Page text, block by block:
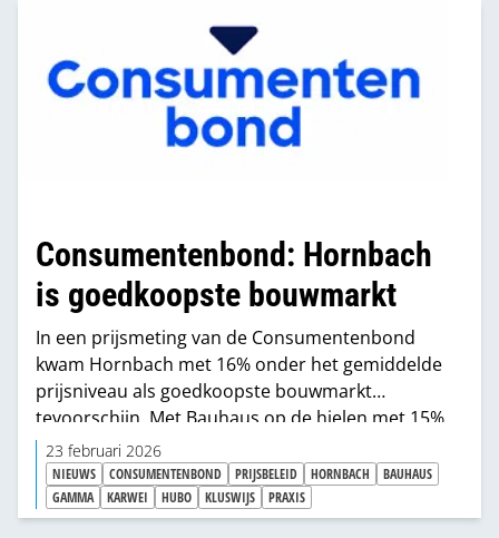
Consumentenbond: Hornbach
is goedkoopste bouwmarkt
In een prijsmeting van de Consumentenbond
kwam Hornbach met 16% onder het gemiddelde
prijsniveau als goedkoopste bouwmarkt
tevoorschijn. Met Bauhaus op de hielen met 15%
onder gemiddeld. Opvallend is dat het prijsverschil
groter is dan twee jaar geleden. Toen was
Hornbach nog 14% goedkoper, vier jaar geleden
slechts 11%.
23 februari 2026
NIEUWS CONSUMENTENBOND PRIJSBELEID HORNBACH
BAUHAUS
GAMMA
KARWEI HUBO KLUSWIJS PRAXIS